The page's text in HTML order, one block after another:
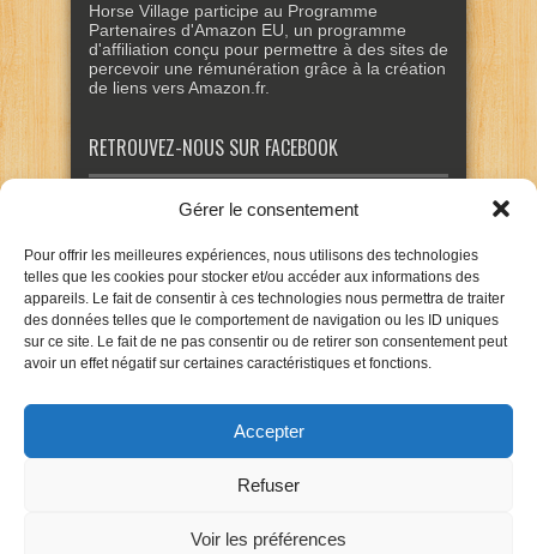
Gérer le consentement
Pour offrir les meilleures expériences, nous utilisons des technologies
telles que les cookies pour stocker et/ou accéder aux informations des
appareils. Le fait de consentir à ces technologies nous permettra de traiter
des données telles que le comportement de navigation ou les ID uniques
sur ce site. Le fait de ne pas consentir ou de retirer son consentement peut
avoir un effet négatif sur certaines caractéristiques et fonctions.
Accepter
Refuser
Voir les préférences
Horse Village participe au Programme
Partenaires d'Amazon EU, un programme
d'affiliation conçu pour permettre à des sites de
percevoir une rémunération grâce à la création
de liens vers Amazon.fr.
RETROUVEZ-NOUS SUR FACEBOOK